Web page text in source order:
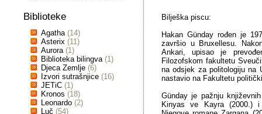
Biblioteke
Agatha (14)
Asterix (11)
Aurora (1)
Biblioteka bilingva (1)
Djeca Zemlje (6)
Izvori sutrašnjice (16)
JETiC (1)
Kronos (18)
Leonardo (2)
Luč (54)
Bilješka piscu:
Hakan Günday rođen je
završio u Bruxellesu.
Ankari, upisao je
Filozofskom fakultetu
na odsjek za politologiju na
nastavio na Fakultetu
Günday je pažnju
Kinyas ve Kayra (2000.)